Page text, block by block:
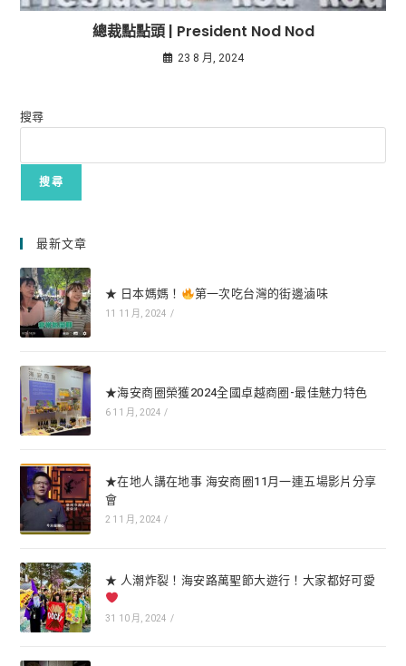
總裁點點頭 | President Nod Nod
23 8 月, 2024
搜尋
搜尋
最新文章
★ 日本媽媽！ 第一次吃台灣的街邊滷味
11 11 月, 2024 /
★海安商圈榮獲2024全國卓越商圈-最佳魅力特色
6 11 月, 2024 /
★在地人講在地事 海安商圈11月一連五場影片分享
會
2 11 月, 2024 /
★ 人潮炸裂！海安路萬聖節大遊行！大家都好可愛
31 10 月, 2024 /